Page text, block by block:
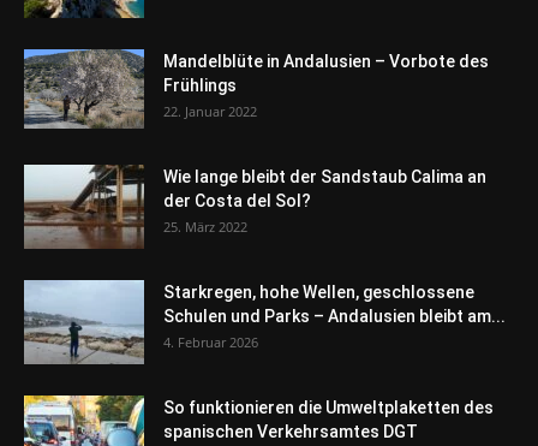
Mandelblüte in Andalusien – Vorbote des
Frühlings
22. Januar 2022
Wie lange bleibt der Sandstaub Calima an
der Costa del Sol?
25. März 2022
Starkregen, hohe Wellen, geschlossene
Schulen und Parks – Andalusien bleibt am...
4. Februar 2026
So funktionieren die Umweltplaketten des
spanischen Verkehrsamtes DGT